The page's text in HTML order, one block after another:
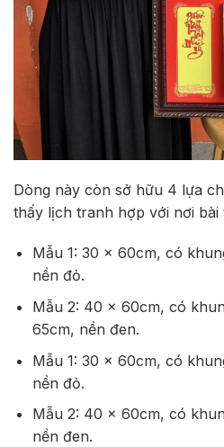
Dòng này còn sở hữu 4 lựa
thấy lịch tranh hợp với nơi bài
Mẫu 1: 30 x 60cm, có
nền đỏ.
Mẫu 2: 40 x 60cm, có
65cm, nền đen.
Mẫu 1: 30 x 60cm, có
nền đỏ.
Mẫu 2: 40 x 60cm, có
nền đen.